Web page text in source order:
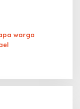
“Free
warga